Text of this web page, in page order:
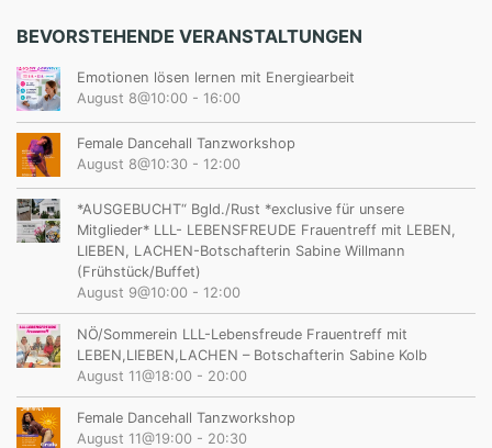
BEVORSTEHENDE VERANSTALTUNGEN
Emotionen lösen lernen mit Energiearbeit
August 8@10:00 - 16:00
Female Dancehall Tanzworkshop
August 8@10:30 - 12:00
*AUSGEBUCHT“ Bgld./Rust *exclusive für unsere
Mitglieder* LLL- LEBENSFREUDE Frauentreff mit LEBEN,
LIEBEN, LACHEN-Botschafterin Sabine Willmann
(Frühstück/Buffet)
August 9@10:00 - 12:00
NÖ/Sommerein LLL-Lebensfreude Frauentreff mit
LEBEN,LIEBEN,LACHEN – Botschafterin Sabine Kolb
August 11@18:00 - 20:00
Female Dancehall Tanzworkshop
August 11@19:00 - 20:30